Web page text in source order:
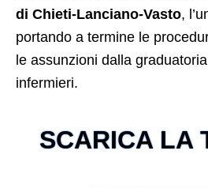
di Chieti-Lanciano-Vasto,
portando a termine le
le assunzioni dalla
infermieri.
SCARICA LA